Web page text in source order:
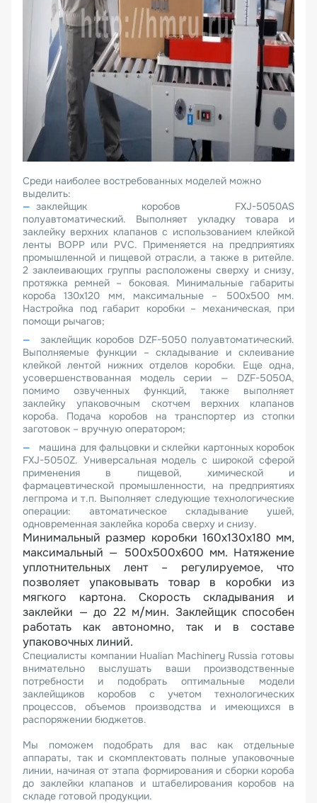
Среди наиболее востребованных моделей можно
выделить:
заклейщик коробов FXJ-5050AS
полуавтоматический. Выполняет укладку товара и
заклейку верхних клапанов с использованием клейкой
ленты BOPP или PVC. Применяется на предприятиях
промышленной и пищевой отрасли, а также в ритейле.
2 заклеивающих группы расположены сверху и снизу,
протяжка ремней – боковая. Минимальные габариты
короба 130х120 мм, максимальные – 500х500 мм.
Настройка под габарит коробки – механическая, при
помощи рычагов;
заклейщик коробов DZF-5050 полуавтоматический.
Выполняемые функции – складывание и склеивание
клейкой лентой нижних отделов коробки. Еще одна,
усовершенствованная модель серии — DZF-5050A,
помимо озвученных функций, также выполняет
заклейку упаковочным скотчем верхних клапанов
короба. Подача коробов на транспортер из стопки
заготовок – вручную оператором;
машина для фальцовки и склейки картонных коробок
FXJ-5050Z. Универсальная модель с широкой сферой
применения в пищевой, химической и
фармацевтической промышленности, на предприятиях
легпрома и т.п. Выполняет следующие технологические
операции: автоматическое складывание ушей,
одновременная заклейка короба сверху и снизу.
Минимальный размер коробки 160х130х180 мм,
максимальный — 500х500х600 мм. Натяжение
уплотнительных лент – регулируемое, что
позволяет упаковывать товар в коробки из
мягкого картона. Скорость складывания и
заклейки — до 22 м/мин. Заклейщик способен
работать как автономно, так и в составе
упаковочных линий.
Специалисты компании Hualian Machinery Russia готовы
внимательно выслушать ваши производственные
потребности и подобрать оптимальные модели
заклейщиков коробов с учетом технологических
процессов, объемов производства и имеющихся в
распоряжении бюджетов.
Мы поможем подобрать для вас как отдельные
аппараты, так и скомплектовать полные упаковочные
линии, начиная от этапа формирования и сборки короба
до заклейки клапанов и штабелирования коробов на
складе готовой продукции.